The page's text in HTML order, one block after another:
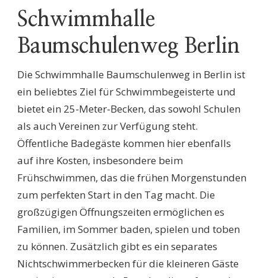
Schwimmhalle
Baumschulenweg Berlin
Die Schwimmhalle Baumschulenweg in Berlin ist
ein beliebtes Ziel für Schwimmbegeisterte und
bietet ein 25-Meter-Becken, das sowohl Schulen
als auch Vereinen zur Verfügung steht.
Öffentliche Badegäste kommen hier ebenfalls
auf ihre Kosten, insbesondere beim
Frühschwimmen, das die frühen Morgenstunden
zum perfekten Start in den Tag macht. Die
großzügigen Öffnungszeiten ermöglichen es
Familien, im Sommer baden, spielen und toben
zu können. Zusätzlich gibt es ein separates
Nichtschwimmerbecken für die kleineren Gäste